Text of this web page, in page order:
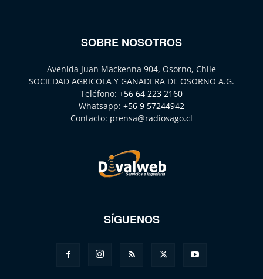
SOBRE NOSOTROS
Avenida Juan Mackenna 904, Osorno, Chile
SOCIEDAD AGRICOLA Y GANADERA DE OSORNO A.G.
Teléfono: +56 64 223 2160
Whatsapp: +56 9 57244942
Contacto: prensa@radiosago.cl
SÍGUENOS